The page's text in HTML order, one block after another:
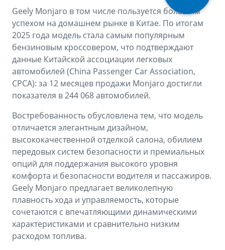
Geely Monjaro в том числе пользуется большим
успехом на домашнем рынке в Китае. По итогам
2025 года модель стала самым популярным
бензиновым кроссовером, что подтверждают
данные Китайской ассоциации легковых
автомобилей (China Passenger Car Association,
CPCA): за 12 месяцев продажи Monjaro достигли
показателя в 244 068 автомобилей.
Востребованность обусловлена тем, что модель
отличается элегантным дизайном,
высококачественной отделкой салона, обилием
передовых систем безопасности и премиальных
опций для поддержания высокого уровня
комфорта и безопасности водителя и пассажиров.
Geely Monjaro предлагает великолепную
плавность хода и управляемость, которые
сочетаются с впечатляющими динамическими
характеристиками и сравнительно низким
расходом топлива.